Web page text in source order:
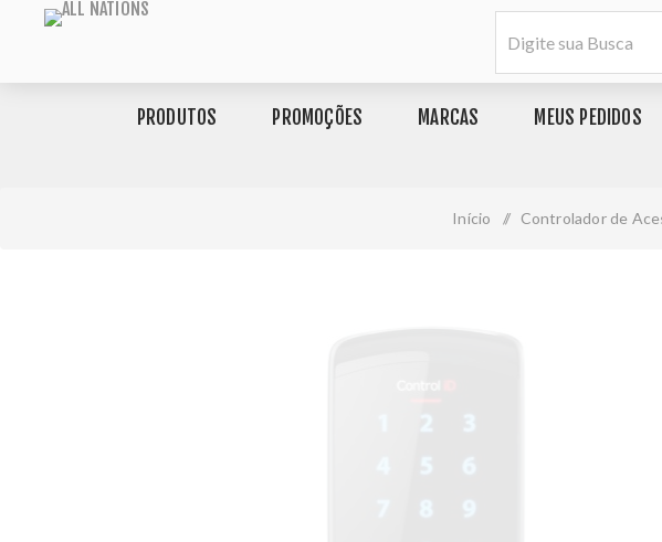
PRODUTOS PROMOÇÕES MARCAS MEUS PEDIDOS
Início / Controlador de